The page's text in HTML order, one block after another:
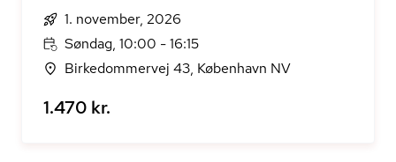
1. november, 2026
Søndag, 10:00 - 16:15
Birkedommervej 43, København NV
1.470 kr.